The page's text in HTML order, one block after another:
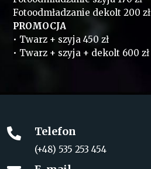
Fotoodmładzanie dekolt 200 zł
PROMOCJA
• Twarz + szyja 450 zł
• Twarz + szyja + dekolt 600 zł
 Telefon
(+48) 535 253 454